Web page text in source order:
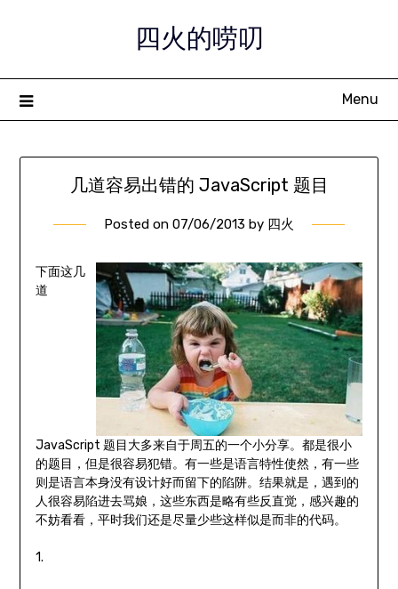
四火的唠叨
Menu
几道容易出错的 JavaScript 题目
Posted on 07/06/2013 by 四火
下面这几
道
JavaScript 题目大多来自于周五的一个小分享。都是很小
的题目，但是很容易犯错。有一些是语言特性使然，有一些
则是语言本身没有设计好而留下的陷阱。结果就是，遇到的
人很容易陷进去骂娘，这些东西是略有些反直觉，感兴趣的
不妨看看，平时我们还是尽量少些这样似是而非的代码。
1.